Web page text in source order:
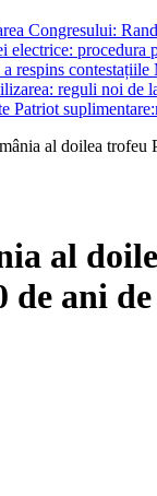
Congresului:
respins
reguli noi de
al doilea trofeu
al
ani